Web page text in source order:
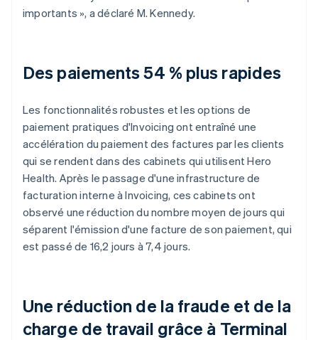
importants », a déclaré M. Kennedy.
Des paiements 54 % plus rapides
Les fonctionnalités robustes et les options de
paiement pratiques d'Invoicing ont entraîné une
accélération du paiement des factures par les clients
qui se rendent dans des cabinets qui utilisent Hero
Health. Après le passage d'une infrastructure de
facturation interne à Invoicing, ces cabinets ont
observé une réduction du nombre moyen de jours qui
séparent l'émission d'une facture de son paiement, qui
est passé de 16,2 jours à 7,4 jours.
Une réduction de la fraude et de la
charge de travail grâce à Terminal